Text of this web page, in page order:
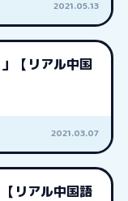
2021.05.13
【リアル中国
2021.03.07
リアル中国語